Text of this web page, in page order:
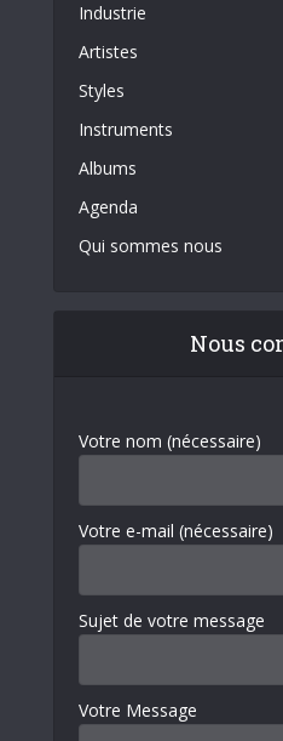
Industrie
Artistes
Styles
Instruments
Albums
Agenda
Qui sommes nous
Nous
Votre nom (nécessaire)
Votre e-mail (nécessaire)
Sujet de votre message
Votre Message